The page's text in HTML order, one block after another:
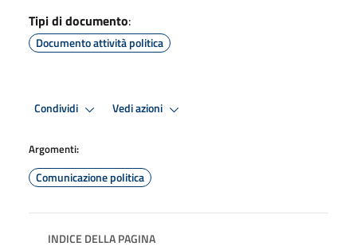
Tipi di documento:
Documento attività politica
Condividi Vedi azioni
Argomenti:
Comunicazione politica
INDICE DELLA PAGINA